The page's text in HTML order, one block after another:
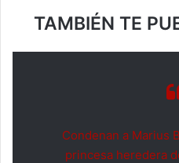
TAMBIÉN TE
Condenan a Marius
princesa heredera